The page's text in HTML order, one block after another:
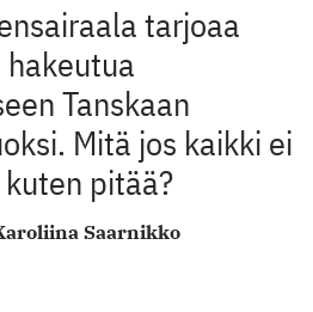
tarjoaa
Tanskaan
Mitä jos kaikki ei
kuten pitää?
Saarnikko